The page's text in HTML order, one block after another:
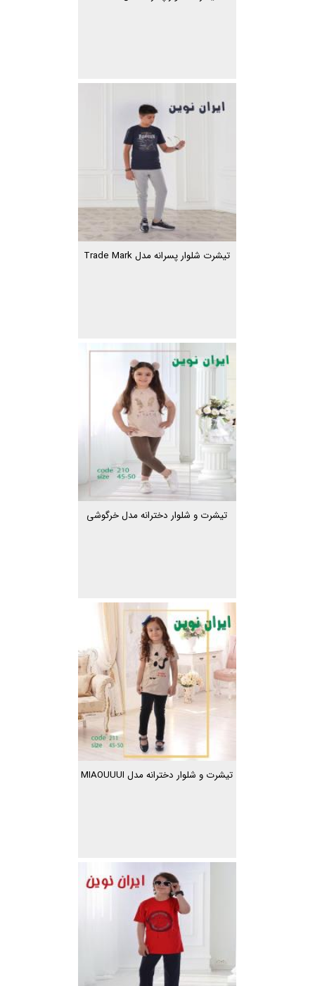
تیشرت شلوار پسرانه مدل Trade Mark
تیشرت و شلوار دخترانه مدل خرگوشی
تیشرت و شلوار دخترانه مدل MIAOUUUI